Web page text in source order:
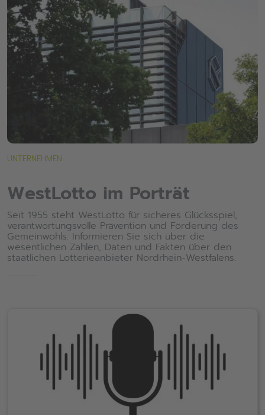
UNTERNEHMEN
WestLotto im Porträt
Seit 1955 steht WestLotto für sicheres Glücksspiel,
verantwortungsvolle Prävention und Förderung des
Gemeinwohls. Informieren Sie sich über die
wesentlichen Zahlen, Daten und Fakten über den
staatlichen Lotterieanbieter Nordrhein-Westfalens.